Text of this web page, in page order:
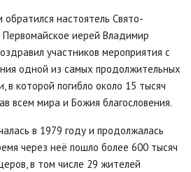
настоятель Свято-
иерей Владимир
участников мероприятия с
одной из самых продолжительных
в которой погибло около 15 тысяч
всем мира и Божия благословения.
в 1979 году и продолжалась
через неё пошло более 600 тысяч
в том числе 29 жителей